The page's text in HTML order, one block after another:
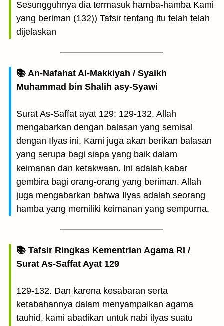
Sesungguhnya dia termasuk hamba-hamba Kami
yang beriman (132)) Tafsir tentang itu telah telah
dijelaskan
📚 An-Nafahat Al-Makkiyah / Syaikh
Muhammad bin Shalih asy-Syawi
Surat As-Saffat ayat 129: 129-132. Allah
mengabarkan dengan balasan yang semisal
dengan Ilyas ini, Kami juga akan berikan balasan
yang serupa bagi siapa yang baik dalam
keimanan dan ketakwaan. Ini adalah kabar
gembira bagi orang-orang yang beriman. Allah
juga mengabarkan bahwa Ilyas adalah seorang
hamba yang memiliki keimanan yang sempurna.
📚 Tafsir Ringkas Kementrian Agama RI /
Surat As-Saffat Ayat 129
129-132. Dan karena kesabaran serta
ketabahannya dalam menyampaikan agama
tauhid, kami abadikan untuk nabi ilyas suatu